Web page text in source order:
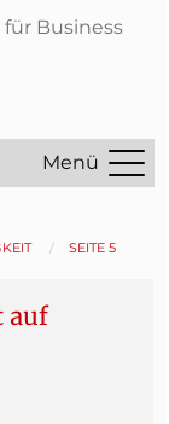
Business
Menü
SEITE 5
auf